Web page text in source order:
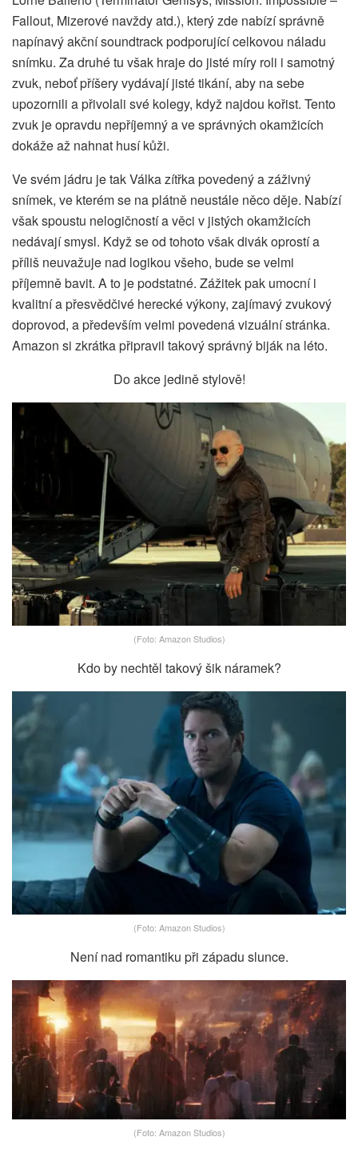
Fallout, Mizerové navždy atd.), který zde nabízí správně
napínavý akční soundtrack podporující celkovou náladu
snímku. Za druhé tu však hraje do jisté míry roli i samotný
zvuk, neboť příšery vydávají jisté tikání, aby na sebe
upozornili a přivolali své kolegy, když najdou kořist. Tento
zvuk je opravdu nepříjemný a ve správných okamžicích
dokáže až nahnat husí kůži.
Ve svém jádru je tak Válka zítřka povedený a záživný
snímek, ve kterém se na plátně neustále něco děje. Nabízí
však spoustu nelogičností a věci v jistých okamžicích
nedávají smysl. Když se od tohoto však divák oprostí a
příliš neuvažuje nad logikou všeho, bude se velmi
příjemně bavit. A to je podstatné. Zážitek pak umocní i
kvalitní a přesvědčivé herecké výkony, zajímavý zvukový
doprovod, a především velmi povedená vizuální stránka.
Amazon si zkrátka připravil takový správný biják na léto.
Do akce jedině stylově!
(Foto: Amazon Studios)
Kdo by nechtěl takový šik náramek?
(Foto: Amazon Studios)
Není nad romantiku při západu slunce.
(Foto: Amazon Studios)